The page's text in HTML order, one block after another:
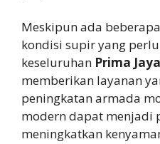
Meskipun ada
kondisi supir yang
keseluruhan Prima
memberikan layanan
peningkatan armada
modern dapat menjadi
meningkatkan